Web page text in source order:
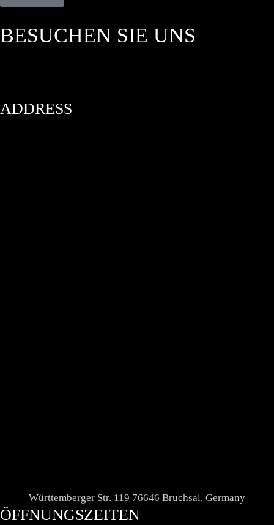
BESUCHEN SIE UNS
ADDRESS
Württemberger Str. 119 76646 Bruchsal, Germany
ÖFFNUNGSZEITEN